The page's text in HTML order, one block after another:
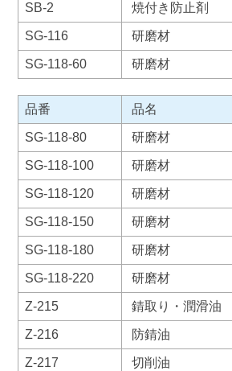
SB-2 焼付き防止剤
SG-116 研磨材
SG-118-60 研磨材
品番 品名
SG-118-80 研磨材
SG-118-100 研磨材
SG-118-120 研磨材
SG-118-150 研磨材
SG-118-180 研磨材
SG-118-220 研磨材
Z-215 錆取り・潤滑油
Z-216 防錆油
Z-217 切削油